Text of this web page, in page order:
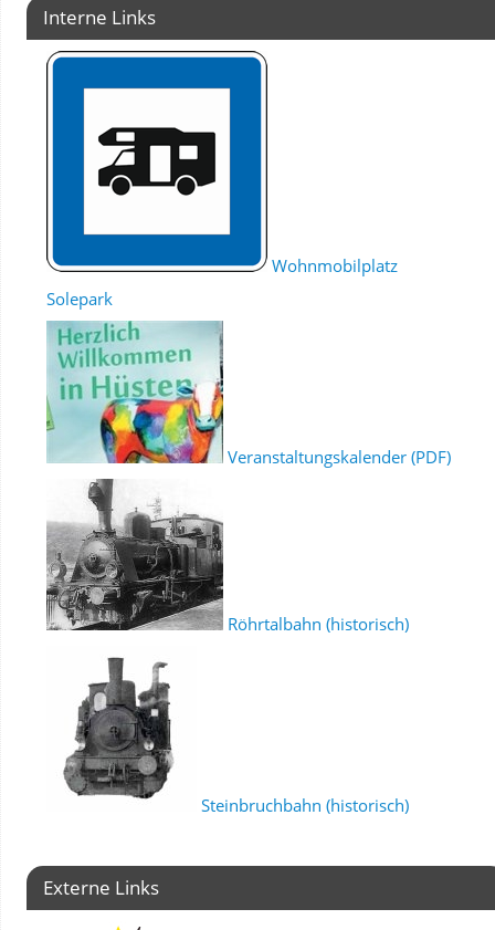
Interne Links
Wohnmobilplatz
Solepark
Veranstaltungskalender (PDF)
Röhrtalbahn (historisch)
Steinbruchbahn (historisch)
Externe Links